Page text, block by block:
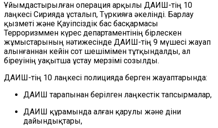
Ұйымдастырылған операция арқылы ДАИШ-тің 10
лаңкесі Сирияда ұсталып, Түркияға әкелінді. Барлау
қызметі және Қауіпсіздік бас басқармасы
Терроризммен күрес департаментінің бірлескен
жұмыстарының нәтижесінде ДАИШ-тің 9 мүшесі жауап
алынғаннан кейін сот шешімімен тұтқындалды, ал
біреуінің уақытша ұстау мерзімі созылды.
ДАИШ-тің 10 лаңкесі полицияда берген жауаптарында:
ДАИШ тарапынан берілген лаңкестік тапсырмалар,
ДАИШ құрамында алған қарулы және діни
дайындықтары,